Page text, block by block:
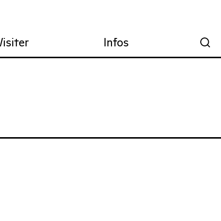
Infos 🔍